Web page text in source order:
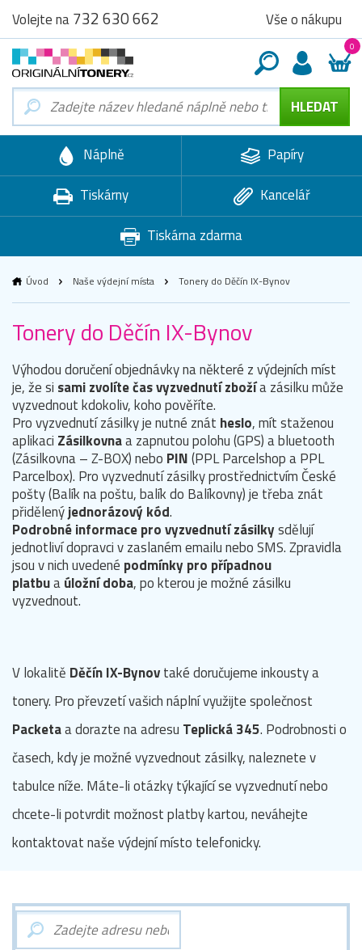
Volejte na732 630 662 Vše o nákupu
0
Náplně
Papíry
Tiskárny
Kancelář
Tiskárna zdarma
Úvod Naše výdejní místa Tonery do Děčín IX-Bynov
Tonery do Děčín IX-Bynov
Výhodou doručení objednávky na některé z výdejních míst
je, že si sami zvolíte čas vyzvednutí zbožía zásilku může
vyzvednout kdokoliv, koho pověříte.
Pro vyzvednutí zásilky je nutné znát heslo, mít staženou
aplikaci Zásilkovnaa zapnutou polohu (GPS) a bluetooth
(Zásilkovna – Z-BOX) nebo PIN(PPL Parcelshop a PPL
Parcelbox). Pro vyzvednutí zásilky prostřednictvím České
pošty (Balík na poštu, balík do Balíkovny) je třeba znát
přidělenýjednorázový kód.
Podrobné informace pro vyzvednutí zásilkysdělují
jednotliví dopravci v zaslaném emailu nebo SMS. Zpravidla
jsou v nich uvedené podmínky pro případnou
platbuaúložní doba, po kterou je možné zásilku
vyzvednout.
V lokalitě Děčín IX-Bynovtaké doručujeme inkousty a
tonery. Pro převzetí vašich náplní využijte společnost
Packetaa dorazte na adresu Teplická 345. Podrobnosti o
časech, kdy je možné vyzvednout zásilky, naleznete v
tabulce níže. Máte-li otázky týkající se vyzvednutí nebo
chcete-li potvrdit možnost platby kartou, neváhejte
kontaktovat naše výdejní místo telefonicky.